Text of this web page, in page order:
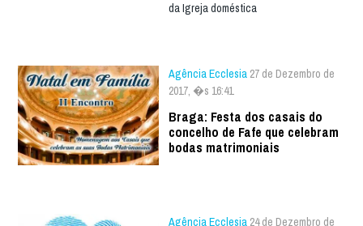
da Igreja doméstica
Agência Ecclesia 27 de Dezembro de
2017, �s 16:41
Braga: Festa dos casais do
concelho de Fafe que celebram
bodas matrimoniais
Agência Ecclesia 24 de Dezembro de